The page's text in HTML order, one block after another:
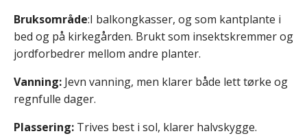
Bruksområde:I balkongkasser, og som kantplante i
bed og på kirkegården. Brukt som insektskremmer og
jordforbedrer mellom andre planter.
Vanning: Jevn vanning, men klarer både lett tørke og
regnfulle dager.
Plassering: Trives best i sol, klarer halvskygge.